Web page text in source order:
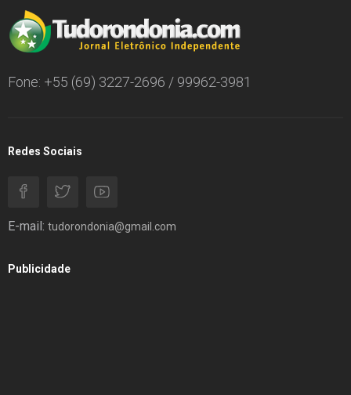
Fone: +55 (69) 3227-2696 / 99962-3981
Redes Sociais
E-mail: tudorondonia@gmail.com
Publicidade